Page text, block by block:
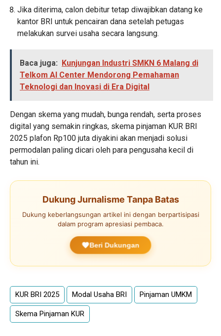
Jika diterima, calon debitur tetap diwajibkan datang ke
kantor BRI untuk pencairan dana setelah petugas
melakukan survei usaha secara langsung.
Baca juga:
Kunjungan Industri SMKN 6 Malang di
Telkom AI Center Mendorong Pemahaman
Teknologi dan Inovasi di Era Digital
Dengan skema yang mudah, bunga rendah, serta proses
digital yang semakin ringkas, skema pinjaman KUR BRI
2025 plafon Rp100 juta diyakini akan menjadi solusi
permodalan paling dicari oleh para pengusaha kecil di
tahun ini.
Dukung Jurnalisme Tanpa Batas
Dukung keberlangsungan artikel ini dengan berpartisipasi
dalam program apresiasi pembaca.
Beri Dukungan
KUR BRI 2025 Modal Usaha BRI Pinjaman UMKM
Skema Pinjaman KUR